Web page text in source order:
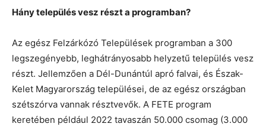
Hány település vesz részt a programban?
Az egész Felzárkózó Települések programban a 300
legszegényebb, leghátrányosabb helyzetű település vesz
részt. Jellemzően a Dél-Dunántúl apró falvai, és Észak-
Kelet Magyarország települései, de az egész országban
szétszórva vannak résztvevők. A FETE program
keretében például 2022 tavaszán 50.000 csomag (3.000